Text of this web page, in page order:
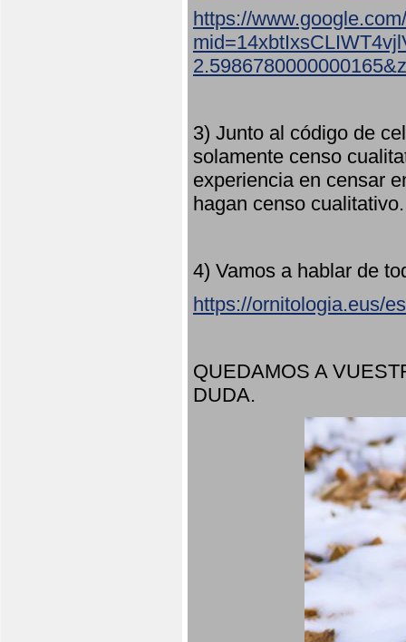
https://
3) Junto al código de
solamente censo
experiencia en censar
hagan censo
4) Vamos a hablar de
https://ornitologia.eus/
QUEDAMOS A
DUDA.